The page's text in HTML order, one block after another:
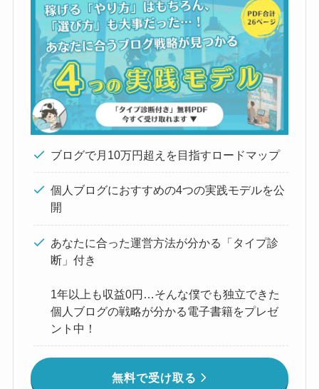
ブログで月10万円超えを目指すロードマップ
個人ブログにおすすめの4つの実践モデルを公
開
あなたに合った運営方法が分かる「タイプ診
断」付き
1年以上も収益0円…そんな僕でも独立できた
個人ブログの戦略が分かる電子書籍をプレゼ
ント中！
無料で受け取る